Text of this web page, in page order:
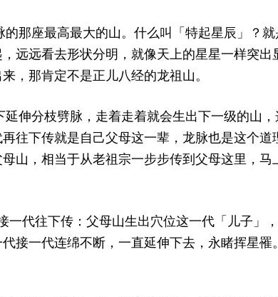
的那座最高最大的山。什么叫「特起星辰」？
远远看去形状分明，就像天上的星星一样突出
，那肯定不是正儿八经的龙祖山。
分枝劈脉，走着走着就会生出下一级的山，
往下传就是自己父母这一辈，龙脉也是这个道
山，相当于从老祖宗一步步传到父母这里，马
往下传：父母山生出穴位这一代「儿子」
接一代连绵不断，一直延伸下去，永睹挥星罹